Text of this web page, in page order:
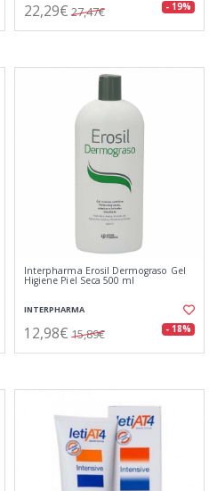
22,29€ 27,47€ - 19%
Interpharma Erosil Dermograso Gel
Higiene Piel Seca 500 ml
INTERPHARMA
12,98€ 15,89€ - 18%